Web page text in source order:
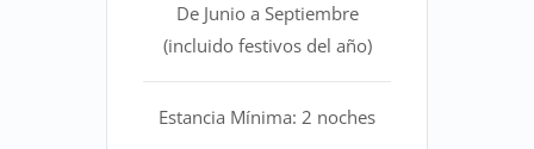
De Junio a Septiembre
(incluido festivos del año)
Estancia Mínima: 2 noches